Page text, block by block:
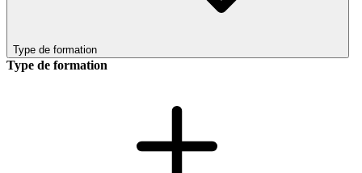
Type de formation
Type de formation